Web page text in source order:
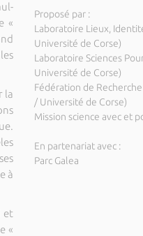
«
la
à
et
«
Proposé par :
Laboratoire Lieux,
Université de Corse)
Laboratoire Sciences
Université de Corse)
Fédération de
/ Université de Corse)
Mission science avec et
En partenariat avec :
Parc Galea